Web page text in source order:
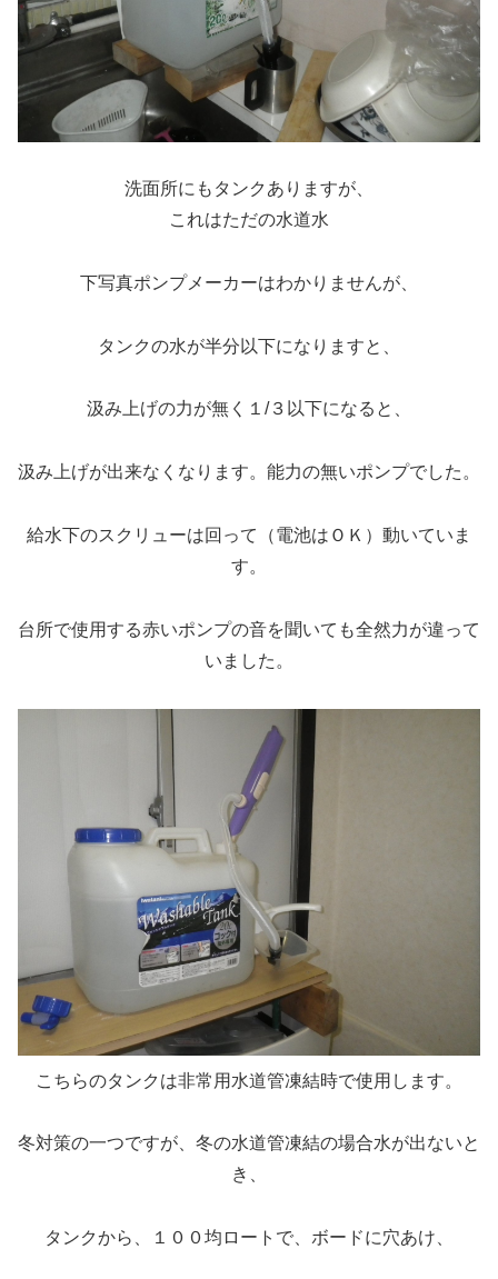
洗面所にもタンクありますが、
これはただの水道水
下写真ポンプメーカーはわかりませんが、
タンクの水が半分以下になりますと、
汲み上げの力が無く１/３以下になると、
汲み上げが出来なくなります。能力の無いポンプでした。
給水下のスクリューは回って（電池はＯＫ）動いていま
す。
台所で使用する赤いポンプの音を聞いても全然力が違って
いました。
こちらのタンクは非常用水道管凍結時で使用します。
冬対策の一つですが、冬の水道管凍結の場合水が出ないと
き、
タンクから、１００均ロートで、ボードに穴あけ、